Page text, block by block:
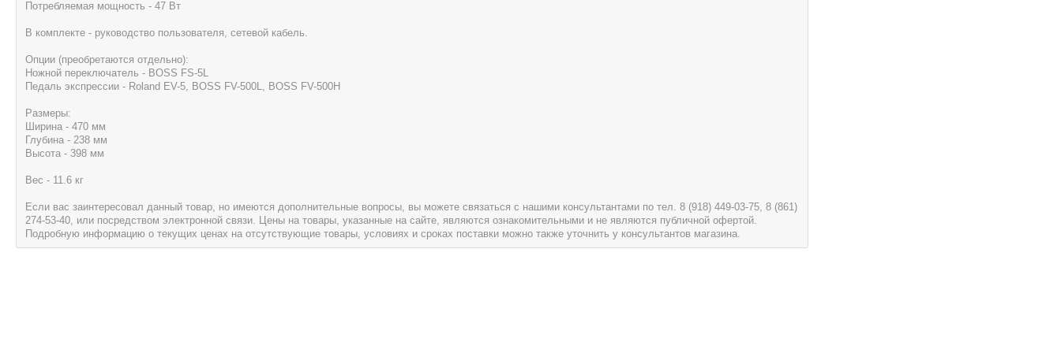
Потребляемая мощность - 47 Вт
В комплекте - руководство пользователя, сетевой кабель.
Опции (преобретаются отдельно):
Ножной переключатель - BOSS FS-5L
Педаль экспрессии - Roland EV-5, BOSS FV-500L, BOSS FV-500H
Размеры:
Ширина - 470 мм
Глубина - 238 мм
Высота - 398 мм
Вес - 11.6 кг
Если вас заинтересовал данный товар, но имеются дополнительные вопросы, вы можете связаться с нашими консультантами по тел. 8 (918) 449-03-75, 8 (861)
274-53-40, или посредством электронной связи. Цены на товары, указанные на сайте, являются ознакомительными и не являются публичной офертой.
Подробную информацию о текущих ценах на отсутствующие товары, условиях и сроках поставки можно также уточнить у консультантов магазина.